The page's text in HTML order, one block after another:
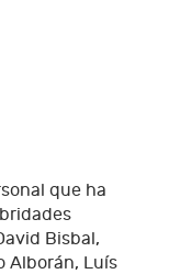
que ha
Bisbal,
Alborán, Luís